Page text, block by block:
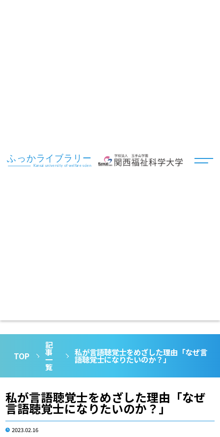
TOP
記
事
一
覧
私が言語聴覚士をめざした理由「なぜ言
語聴覚士になりたいのか？」
私が言語聴覚士をめざした理由「なぜ
言語聴覚士になりたいのか？」
2023.02.16